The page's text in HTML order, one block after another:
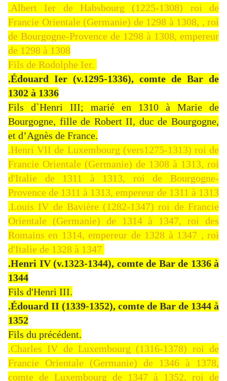
.Albert Ier de Habsbourg (1225-1308) roi de
Francie Orientale (Germanie) de 1298 à 1308, , roi
de Bourgogne-Provence de 1298 à 1308, empereur
de 1298 à 1308
Fils de Rodolphe Ier.
.Édouard Ier (v.1295-1336), comte de Bar de
1302 à 1336
Fils d`Henri III; marié en 1310 à Marie de
Bourgogne, fille de Robert II, duc de Bourgogne,
et d’Agnès de France.
.Henri VII de Luxembourg (vers1275-1313) roi de
Francie Orientale (Germanie) de 1308 à 1313, roi
d'Italie de 1311 à 1313, roi de Bourgogne-
Provence de 1311 à 1313, empereur de 1311 à 1313
.Louis IV de Bavière (1282-1347) roi de Francie
Orientale (Germanie) de 1314 à 1347, roi des
Romains en 1314, empereur de 1328 à 1347 , roi
d'Italie de 1328 à 1347
.Henri IV (v.1323-1344), comte de Bar de 1336 à
1344
Fils d'Henri III.
.Édouard II (1339-1352), comte de Bar de 1344 à
1352
Fils du précédent.
.Charles IV de Luxembourg (1316-1378) roi de
Francie Orientale (Germanie) de 1346 à 1378,
comte de Luxembourg de 1347 à 1352, roi de